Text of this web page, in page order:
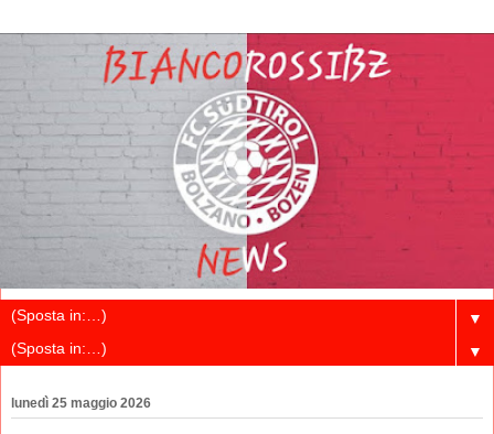
▼
▼
lunedì 25 maggio 2026